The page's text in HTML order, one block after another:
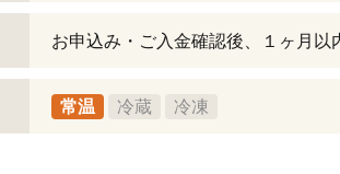
お申込み・ご入金確認後、１ヶ月以
常温 冷蔵 冷凍